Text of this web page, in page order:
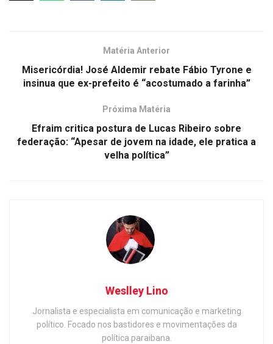
Matéria Anterior
Misericórdia! José Aldemir rebate Fábio Tyrone e
insinua que ex-prefeito é “acostumado a farinha”
Próxima Matéria
Efraim critica postura de Lucas Ribeiro sobre
federação: “Apesar de jovem na idade, ele pratica a
velha política”
Weslley Lino
Jornalista e especialista em comunicação e marketing
político. Focado nos bastidores e movimentações da
política paraibana.